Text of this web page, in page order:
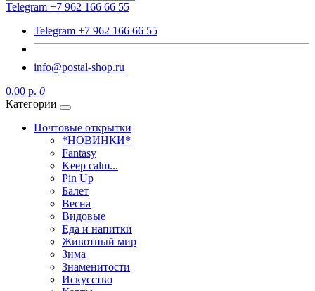
Telegram +7 962 166 66 55
Telegram +7 962 166 66 55
info@postal-shop.ru
0.00 р. 0
Категории
Почтовые открытки
*НОВИНКИ*
Fantasy
Keep calm...
Pin Up
Балет
Весна
Видовые
Еда и напитки
Животный мир
Зима
Знаменитости
Искусство